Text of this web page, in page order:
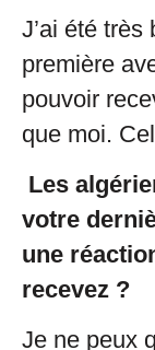
J’ai été
première
pouvoir
que moi.
Les
votre
une
recevez ?
Je ne peux